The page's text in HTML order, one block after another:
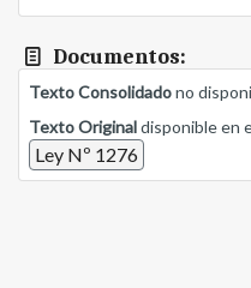
Documentos:
Texto Consolidadono
Texto Originaldisponible en
Ley Nº 1276